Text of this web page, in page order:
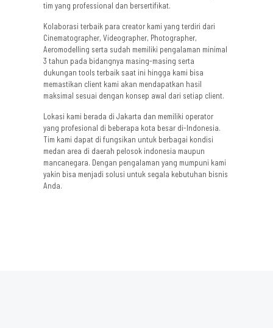
tim yang professional dan bersertifikat.
Kolaborasi terbaik para creator kami yang terdiri dari
Cinematographer, Videographer, Photographer,
Aeromodelling serta sudah memiliki pengalaman minimal
3 tahun pada bidangnya masing-masing serta
dukungan tools terbaik saat ini hingga kami bisa
memastikan client kami akan mendapatkan hasil
maksimal sesuai dengan konsep awal dari setiap client.​
Lokasi kami berada di Jakarta dan memiliki operator
yang profesional di beberapa kota besar di-Indonesia.
Tim kami dapat di fungsikan untuk berbagai kondisi
medan area di daerah pelosok indonesia maupun
mancanegara. Dengan pengalaman yang mumpuni kami
yakin bisa menjadi solusi untuk segala kebutuhan bisnis
Anda.